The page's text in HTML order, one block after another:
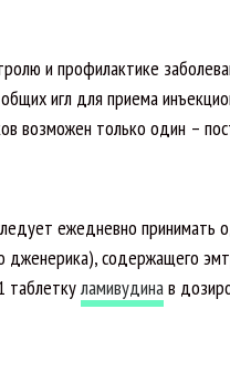
и профилактике
игл для приема
возможен только один –
ежедневно принимать
дженерика), содержащего
таблеткуламивудинав